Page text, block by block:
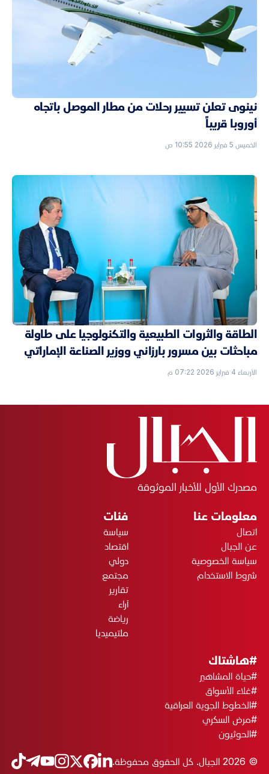
نينوى تعلن تسيير رحلات من مطار الموصل باتجاه
أوروبا قريباً
الخميس 5 فبراير 2026 10:55 ص
الطاقة والثروات الطبيعية والتكنولوجيا على طاولة
مباحثات بين مسرور بارزاني ووزير الصناعة الإماراتي
الأربعاء 4 فبراير 2026 07:22 م
مصدرك الأول للأخبار الموثوقة
معلومات عنا
اتصال
عن الجبال
سياسة الخصوصية
شروط الاستخدام
فئات
سياسة
اقتصاد
دولي
مجتمع
تقارير
آراء
رياضة
ملتيميديا
#هاشتاك
#حياة المشاهير
#غلاء الأسواق
#الخطوط الجوية العراقية
#مرض السكري
#الحوثيون
© 2026 الجبال. كل الحقوق محفوظة.